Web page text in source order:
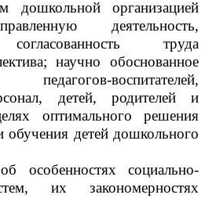
дошкольной организацией
деятельность,
труда
научно обоснованное
воспитателей,
детей, родителей и
оптимального решения
обучения детей дошкольного
социально-
их закономерностях